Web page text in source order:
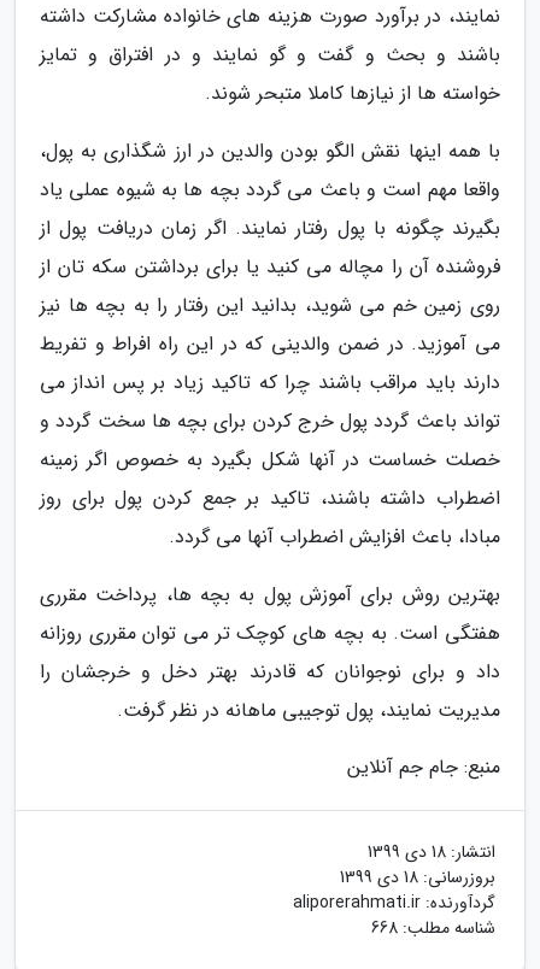
نمایند، در برآورد صورت هزینه های خانواده مشارکت داشته
باشند و بحث و گفت و گو نمایند و در افتراق و تمایز
خواسته ها از نیازها کاملا متبحر شوند.
با همه اینها نقش الگو بودن والدین در ارز شگذاری به پول،
واقعا مهم است و باعث می گردد بچه ها به شیوه عملی یاد
بگیرند چگونه با پول رفتار نمایند. اگر زمان دریافت پول از
فروشنده آن را مچاله می کنید یا برای برداشتن سکه تان از
روی زمین خم می شوید، بدانید این رفتار را به بچه ها نیز
می آموزید. در ضمن والدینی که در این راه افراط و تفریط
دارند باید مراقب باشند چرا که تاکید زیاد بر پس انداز می
تواند باعث گردد پول خرج کردن برای بچه ها سخت گردد و
خصلت خساست در آنها شکل بگیرد به خصوص اگر زمینه
اضطراب داشته باشند، تاکید بر جمع کردن پول برای روز
مبادا، باعث افزایش اضطراب آنها می گردد.
بهترین روش برای آموزش پول به بچه ها، پرداخت مقرری
هفتگی است. به بچه های کوچک تر می توان مقرری روزانه
داد و برای نوجوانان که قادرند بهتر دخل و خرجشان را
مدیریت نمایند، پول توجیبی ماهانه در نظر گرفت.
منبع: جام جم آنلاین
انتشار: 18 دی 1399
بروزرسانی: 18 دی 1399
گردآورنده: aliporerahmati.ir
شناسه مطلب: 668